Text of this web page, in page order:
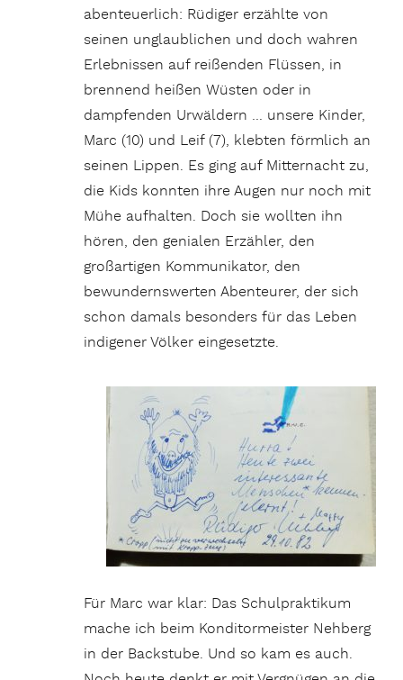
abenteuerlich: Rüdiger erzählte von
seinen unglaublichen und doch wahren
Erlebnissen auf reißenden Flüssen, in
brennend heißen Wüsten oder in
dampfenden Urwäldern … unsere Kinder,
Marc (10) und Leif (7), klebten förmlich an
seinen Lippen. Es ging auf Mitternacht zu,
die Kids konnten ihre Augen nur noch mit
Mühe aufhalten. Doch sie wollten ihn
hören, den genialen Erzähler, den
großartigen Kommunikator, den
bewundernswerten Abenteurer, der sich
schon damals besonders für das Leben
indigener Völker eingesetzte.
Für Marc war klar: Das Schulpraktikum
mache ich beim Konditormeister Nehberg
in der Backstube. Und so kam es auch.